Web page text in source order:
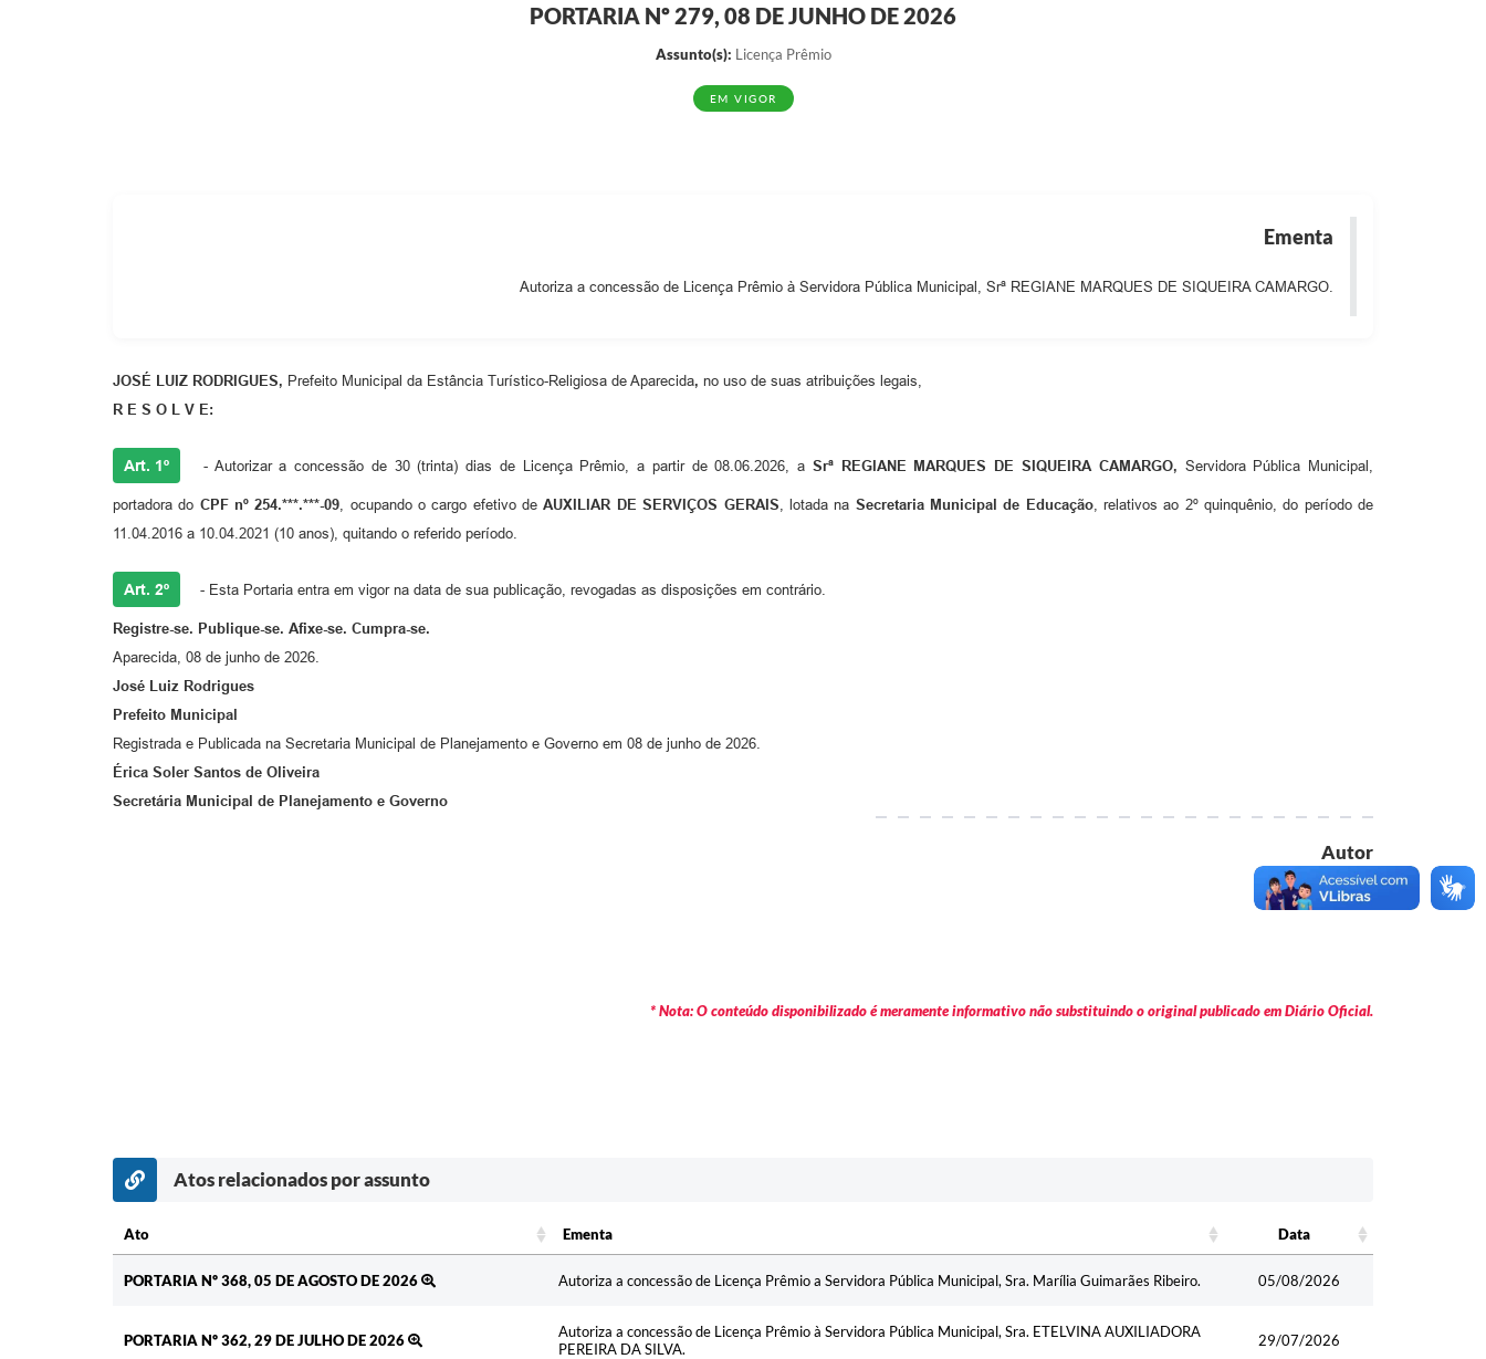
EDITAIS
PORTARIA Nº 279, 08 DE JUNHO DE 2026
Assunto(s): Licença Prêmio
EM VIGOR
Ementa
Autoriza a concessão de Licença Prêmio à Servidora Pública Municipal, Srª REGIANE MARQUES DE SIQUEIRA CAMARGO.
JOSÉ LUIZ RODRIGUES, Prefeito Municipal da Estância Turístico-Religiosa de Aparecida, no uso de suas atribuições legais,
R E S O L V E:
Art. 1º - Autorizar a concessão de 30 (trinta) dias de Licença Prêmio, a partir de 08.06.2026, a Srª REGIANE MARQUES DE SIQUEIRA CAMARGO, Servidora Pública Municipal,
portadora do CPFnº254.***.***-09, ocupando o cargo efetivo deAUXILIAR DE SERVIÇOS GERAIS, lotada na Secretaria Municipal de Educação, relativos ao 2º quinquênio, do período de
11.04.2016 a 10.04.2021 (10 anos), quitando o referido período.
Art. 2º - Esta Portaria entra em vigor na data de sua publicação, revogadas as disposições em contrário.
Registre-se. Publique-se. Afixe-se. Cumpra-se.
Aparecida, 08 de junho de 2026.
José Luiz Rodrigues
Prefeito Municipal
Registrada e Publicada na Secretaria Municipal de Planejamento e Governo em 08 de junho de 2026.
Érica Soler Santos de Oliveira
Secretária Municipal de Planejamento e Governo
Autor
Executivo
* Nota: O conteúdo disponibilizado é meramente informativo não substituindo o original publicado em Diário Oficial.
Atos relacionados por assunto
Ato Ementa
Data
PORTARIA Nº 368, 05 DE AGOSTO DE 2026
Autoriza a concessão de Licença Prêmio a Servidora Pública Municipal, Sra. Marília Guimarães Ribeiro. 05/08/2026
PORTARIA Nº 362, 29 DE JULHO DE 2026
Autoriza a concessão de Licença Prêmio à Servidora Pública Municipal, Sra. ETELVINA AUXILIADORA
PEREIRA DA SILVA.
29/07/2026